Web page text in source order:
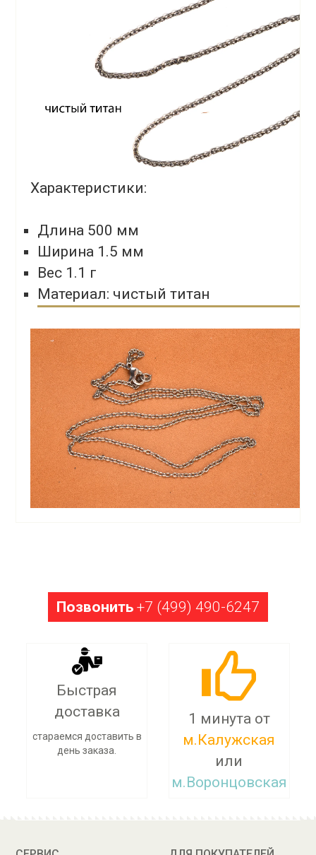
Характеристики:
Длина 500 мм
Ширина 1.5 мм
Вес 1.1 г
Материал: чистый титан
Позвонить +7 (499) 490-6247
Быстрая
доставка
стараемся доставить в
день заказа.
1 минута от
м.Калужская
или
м.Воронцовская